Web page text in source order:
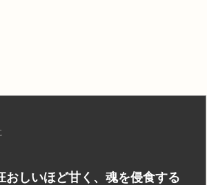
おしいほど甘く、魂を侵食する